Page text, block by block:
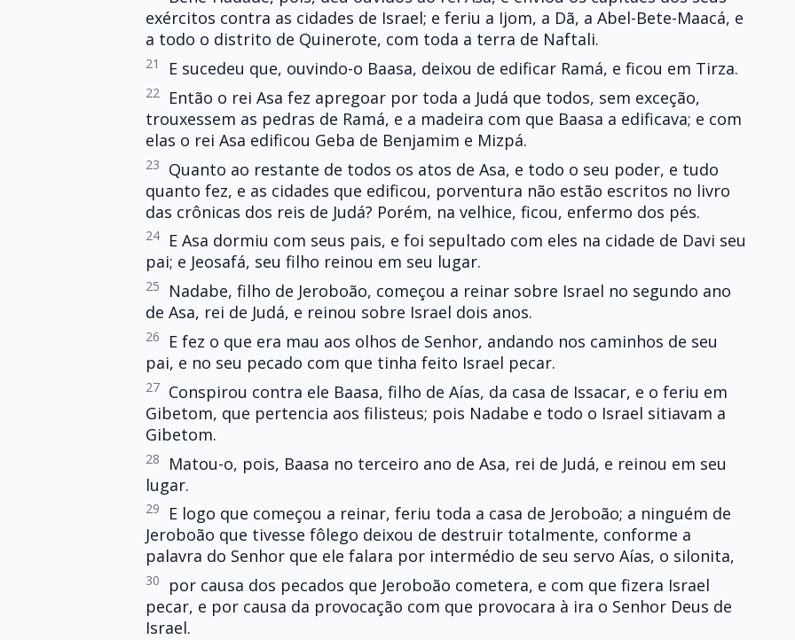
exércitos contra as cidades de Israel; e feriu a Ijom, a Dã, a Abel-Bete-Maacá, e
a todo o distrito de Quinerote, com toda a terra de Naftali.
21 E sucedeu que, ouvindo-o Baasa, deixou de edificar Ramá, e ficou em Tirza.
22
Então o rei Asa fez apregoar por toda a Judá que todos, sem exceção,
trouxessem as pedras de Ramá, e a madeira com que Baasa a edificava; e com
elas o rei Asa edificou Geba de Benjamim e Mizpá.
23
Quanto ao restante de todos os atos de Asa, e todo o seu poder, e tudo
quanto fez, e as cidades que edificou, porventura não estão escritos no livro
das crônicas dos reis de Judá? Porém, na velhice, ficou, enfermo dos pés.
24
E Asa dormiu com seus pais, e foi sepultado com eles na cidade de Davi seu
pai; e Jeosafá, seu filho reinou em seu lugar.
25
Nadabe, filho de Jeroboão, começou a reinar sobre Israel no segundo ano
de Asa, rei de Judá, e reinou sobre Israel dois anos.
26
E fez o que era mau aos olhos de Senhor, andando nos caminhos de seu
pai, e no seu pecado com que tinha feito Israel pecar.
27 Conspirou contra ele Baasa, filho de Aías, da casa de Issacar, e o feriu em
Gibetom, que pertencia aos filisteus; pois Nadabe e todo o Israel sitiavam a
Gibetom.
28
Matou-o, pois, Baasa no terceiro ano de Asa, rei de Judá, e reinou em seu
lugar.
29
E logo que começou a reinar, feriu toda a casa de Jeroboão; a ninguém de
Jeroboão que tivesse fôlego deixou de destruir totalmente, conforme a
palavra do Senhor que ele falara por intermédio de seu servo Aías, o silonita,
30
por causa dos pecados que Jeroboão cometera, e com que fizera Israel
pecar, e por causa da provocação com que provocara à ira o Senhor Deus de
Israel.